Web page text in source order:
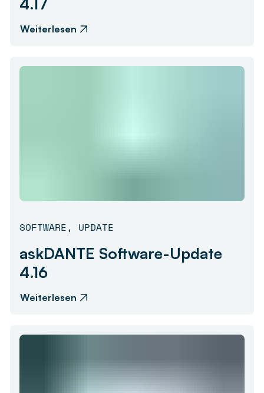
Weiterlesen
SOFTWARE, UPDATE
askDANTE Software-Update
4.16
Weiterlesen